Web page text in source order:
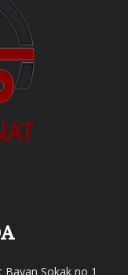
Bayan Sokak no 1